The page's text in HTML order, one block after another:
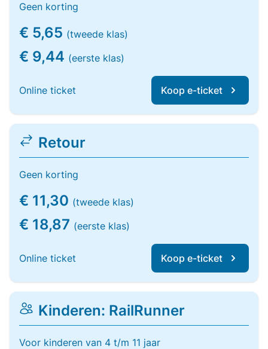
Geen korting
€ 5,65 (tweede klas)
€ 9,44 (eerste klas)
Online ticket Koop e-ticket
Retour
Geen korting
€ 11,30 (tweede klas)
€ 18,87 (eerste klas)
Online ticket Koop e-ticket
Kinderen: RailRunner
Voor kinderen van 4 t/m 11 jaar